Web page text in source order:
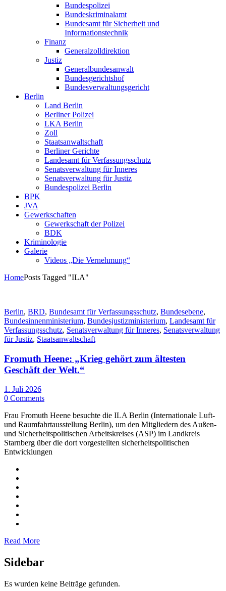
Bundespolizei
Bundeskriminalamt
Bundesamt für Sicherheit und
Informationstechnik
Finanz
Generalzolldirektion
Justiz
Generalbundesanwalt
Bundesgerichtshof
Bundesverwaltungsgericht
Berlin
Land Berlin
Berliner Polizei
LKA Berlin
Zoll
Staatsanwaltschaft
Berliner Gerichte
Landesamt für Verfassungsschutz
Senatsverwaltung für Inneres
Senatsverwaltung für Justiz
Bundespolizei Berlin
BPK
JVA
Gewerkschaften
Gewerkschaft der Polizei
BDK
Kriminologie
Galerie
Videos „Die Vernehmung“
HomePosts Tagged "ILA"
Berlin, BRD, Bundesamt für Verfassungsschutz, Bundesebene,
Bundesinnenministerium, Bundesjustizministerium, Landesamt für
Verfassungsschutz, Senatsverwaltung für Inneres, Senatsverwaltung
für Justiz, Staatsanwaltschaft
Fromuth Heene: „Krieg gehört zum ältesten
Geschäft der Welt.“
1. Juli 2026
0 Comments
Frau Fromuth Heene besuchte die ILA Berlin (Internationale Luft-
und Raumfahrtausstellung Berlin), um den Mitgliedern des Außen-
und Sicherheitspolitischen Arbeitskreises (ASP) im Landkreis
Starnberg über die dort vorgestellten sicherheitspolitischen
Entwicklungen
Read More
Sidebar
Es wurden keine Beiträge gefunden.